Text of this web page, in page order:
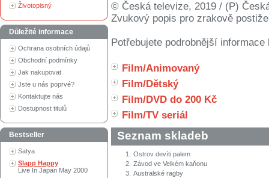
Životopisný
Důležité informace
Ochrana osobních údajů
Obchodní podmínky
Jak nakupovat
Jste u nás poprvé?
Kontaktujte nás
Dostupnost titulů
Bestseller
Satya
Slapp Happy
Live In Japan May 2000
© Česká televize, 2019 / (P)
Zvukový popis pro zrakově
Potřebujete podrobnější
Film/Animovaný
Film/Dětský
Film/DVD do 200 Kč
Film/TV seriál
Seznam skladeb
1.
Ostrov devíti palem
2. Závod ve Velkém kaňonu
3. Australské ragby